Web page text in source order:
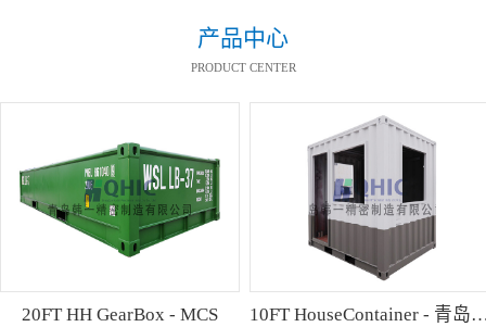
产品中心
PRODUCT CENTER
20FT HH GearBox - MCS 10FT